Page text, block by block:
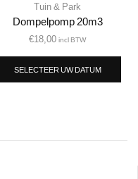
Tuin & Park
Dompelpomp 20m3
€18,00 incl BTW
SELECTEER UW DATUM